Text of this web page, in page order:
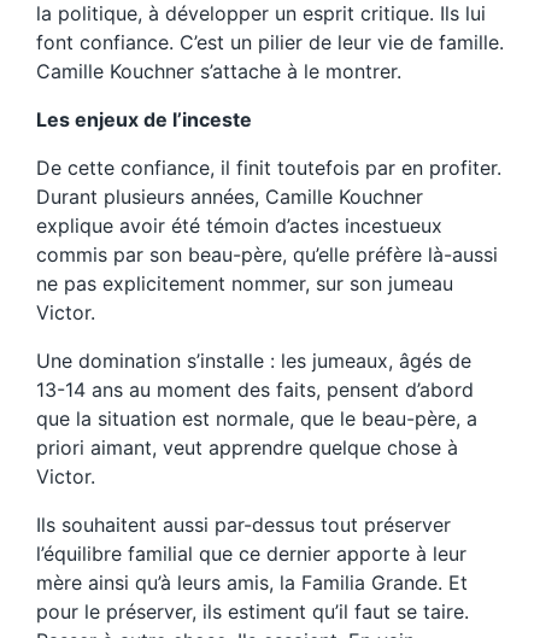
la politique, à développer un esprit critique. Ils lui
font confiance. C’est un pilier de leur vie de famille.
Camille Kouchner s’attache à le montrer.
Les enjeux de l’inceste
De cette confiance, il finit toutefois par en profiter.
Durant plusieurs années, Camille Kouchner
explique avoir été témoin d’actes incestueux
commis par son beau-père, qu’elle préfère là-aussi
ne pas explicitement nommer, sur son jumeau
Victor.
Une domination s’installe : les jumeaux, âgés de
13-14 ans au moment des faits, pensent d’abord
que la situation est normale, que le beau-père, a
priori aimant, veut apprendre quelque chose à
Victor.
Ils souhaitent aussi par-dessus tout préserver
l’équilibre familial que ce dernier apporte à leur
mère ainsi qu’à leurs amis, la Familia Grande. Et
pour le préserver, ils estiment qu’il faut se taire.